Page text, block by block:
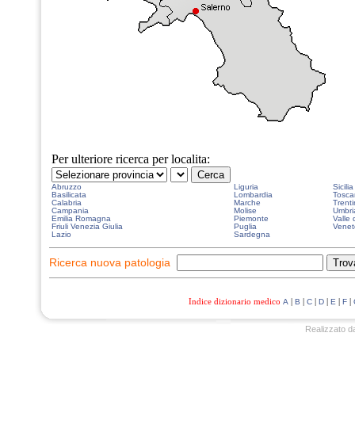
Per ulteriore ricerca per localita:
Abruzzo Liguria
Sicilia
Basilicata
Lombardia
Calabria
Marche
Campania
Molise
Emilia Romagna
Piemonte
Valle
Friuli Venezia Giulia
Puglia
Lazio
Sardegna
Ricerca nuova patologia
Indice dizionario medico A | B | C | D | E | F |
Realizzato